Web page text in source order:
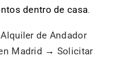
dentro de casa.
de Andador
Madrid → Solicitar